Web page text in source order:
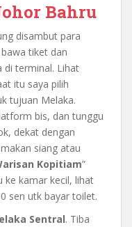
Bahru
disambut para
tiket dan
di terminal. Lihat
itu saya pilih
tujuan Melaka.
bis, dan tunggu
dekat dengan
siang atau
Kopitiam”
ke kamar kecil, lihat
sen utk bayar toilet.
Sentral. Tiba